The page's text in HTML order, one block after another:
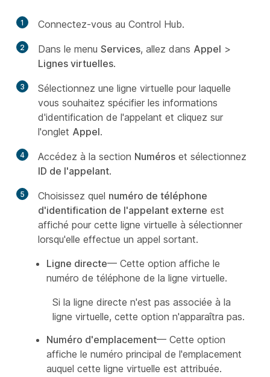
1 Connectez-vous au Control Hub.
2 Dans le menu Services, allez dans Appel >
Lignes virtuelles.
3
Sélectionnez une ligne virtuelle pour laquelle
vous souhaitez spécifier les informations
d'identification de l'appelant et cliquez sur
l'onglet Appel.
4 Accédez à la section Numéros et sélectionnez
ID de l'appelant.
5 Choisissez quel numéro de téléphone
d'identification de l'appelant externe est
affiché pour cette ligne virtuelle à sélectionner
lorsqu'elle effectue un appel sortant.
Ligne directe— Cette option affiche le
numéro de téléphone de la ligne virtuelle.
Si la ligne directe n'est pas associée à la
ligne virtuelle, cette option n'apparaîtra pas.
Numéro d'emplacement— Cette option
affiche le numéro principal de l'emplacement
auquel cette ligne virtuelle est attribuée.